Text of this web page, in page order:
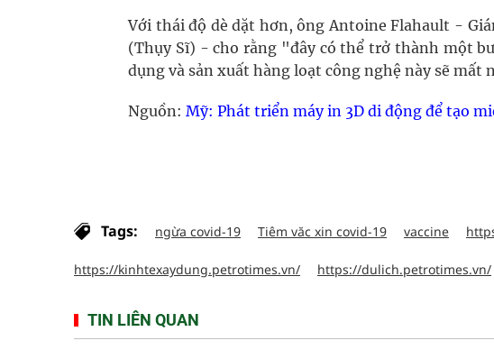
Với thái độ dè dặt hơn, ông Antoine Flahault -
(Thụy Sĩ) - cho rằng "đây có thể trở thành một
dụng và sản xuất hàng loạt công nghệ này sẽ mất
Nguồn: Mỹ: Phát triển máy in 3D di động để tạo
Tags: ngừa covid-19 Tiêm văc xin covid-19 vaccine
https://kinhtexaydung.petrotimes.vn/ https://dulich.petrotimes.vn/
TIN LIÊN QUAN